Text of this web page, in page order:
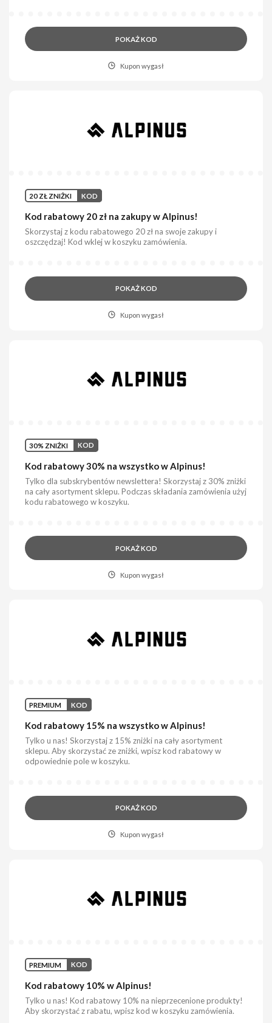
POKAŻ KOD
Kupon wygasł
20 ZŁ ZNIŻKI KOD
Kod rabatowy 20 zł na zakupy w Alpinus!
Skorzystaj z kodu rabatowego 20 zł na swoje zakupy i
oszczędzaj! Kod wklej w koszyku zamówienia.
POKAŻ KOD
Kupon wygasł
30% ZNIŻKI KOD
Kod rabatowy 30% na wszystko w Alpinus!
Tylko dla subskrybentów newslettera! Skorzystaj z 30% zniżki
na cały asortyment sklepu. Podczas składania zamówienia użyj
kodu rabatowego w koszyku.
POKAŻ KOD
Kupon wygasł
PREMIUM KOD
Kod rabatowy 15% na wszystko w Alpinus!
Tylko u nas! Skorzystaj z 15% zniżki na cały asortyment
sklepu. Aby skorzystać ze zniżki, wpisz kod rabatowy w
odpowiednie pole w koszyku.
POKAŻ KOD
Kupon wygasł
PREMIUM KOD
Kod rabatowy 10% w Alpinus!
Tylko u nas! Kod rabatowy 10% na nieprzecenione produkty!
Aby skorzystać z rabatu, wpisz kod w koszyku zamówienia.